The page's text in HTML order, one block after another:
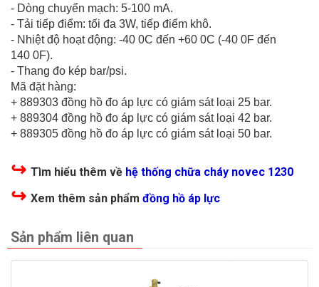
- Dòng chuyển mạch: 5-100 mA.
- Tải tiếp điểm: tối đa 3W, tiếp điểm khô.
- Nhiệt độ hoạt động: -40 0C đến +60 0C (-40 0F đến
140 0F).
- Thang đo kép bar/psi.
Mã đặt hàng:
+ 889303 đồng hồ đo áp lực có giám sát loại 25 bar.
+ 889304 đồng hồ đo áp lực có giám sát loại 42 bar.
+ 889305 đồng hồ đo áp lực có giám sát loại 50 bar.
↪ Tìm hiểu thêm về hệ thống chữa cháy novec 1230
↪ Xem thêm sản phẩm đồng hồ áp lực
Sản phẩm liên quan